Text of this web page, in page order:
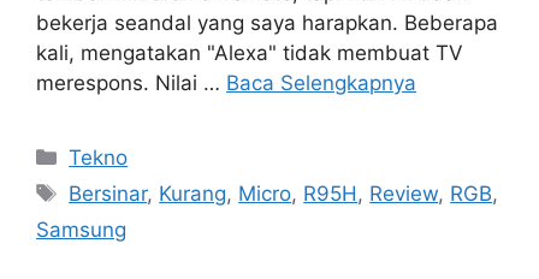
bekerja seandal yang saya harapkan. Beberapa
kali, mengatakan "Alexa" tidak membuat TV
merespons. Nilai … Baca Selengkapnya
Kategori
Tekno
Tag
Bersinar, Kurang, Micro, R95H, Review, RGB,
Samsung